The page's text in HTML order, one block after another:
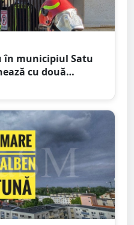
în municipiul Satu
cu două